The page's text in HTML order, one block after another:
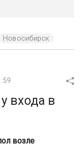
Новосибирск
входа в
возле